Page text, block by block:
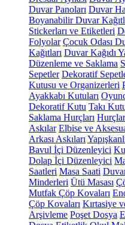
Duvar Panoları Duvar
Boyanabilir Duvar
Stickerları ve Etiketleri
Folyolar Çocuk Odası
Kağıtları Duvar Kağıdı
Düzenleme ve Saklama
Sepetler Dekoratif
Kutusu ve Organizerleri
Ayakkabı Kutuları
Dekoratif Kutu Takı
Saklama Hurçları Hurçlar
Askılar Elbise ve
Arkası Askıları
Bavul İçi Düzenleyici
Dolap İçi Düzenleyici
Saatleri Masa Saati
Minderleri Ütü Masası
Mutfak Çöp Kovaları
Çöp Kovaları Kırtasiye
Arşivleme Poşet Dosya